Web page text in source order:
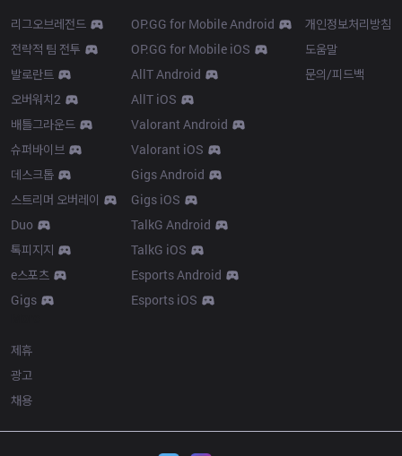
리그오브레전드
전략적 팀 전투
발로란트
오버워치2
배틀그라운드
슈퍼바이브
데스크톱
스트리머 오버레이
Duo
톡피지지
e스포츠
Gigs
OP.GG for Mobile Android
OP.GG for Mobile iOS
AllT Android
AllT iOS
Valorant Android
Valorant iOS
Gigs Android
Gigs iOS
TalkG Android
TalkG iOS
Esports Android
Esports iOS
개인정보처리방침
도움말
문의/피드백
제휴
광고
채용